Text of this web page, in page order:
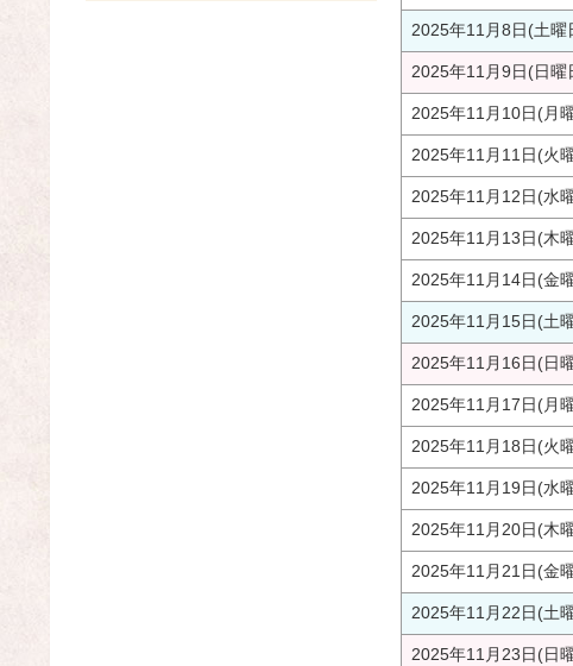
2025年11月8日(土曜
2025年11月9日(日曜
2025年11月10日(月
2025年11月11日(火
2025年11月12日(水
2025年11月13日(木
2025年11月14日(金
2025年11月15日(土
2025年11月16日(日
2025年11月17日(月
2025年11月18日(火
2025年11月19日(水
2025年11月20日(木
2025年11月21日(金
2025年11月22日(土
2025年11月23日(日